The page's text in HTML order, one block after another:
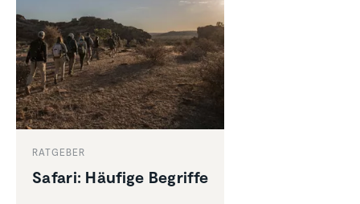
RATGEBER
Safari: Häufige Begriffe